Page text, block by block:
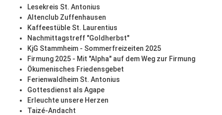
Lesekreis St. Antonius
Altenclub Zuffenhausen
Kaffeestüble St. Laurentius
Nachmittagstreff "Goldherbst"
KjG Stammheim - Sommerfreizeiten 2025
Firmung 2025 - Mit "Alpha" auf dem Weg zur Firmung
Ökumenisches Friedensgebet
Ferienwaldheim St. Antonius
Gottesdienst als Agape
Erleuchte unsere Herzen
Taizé-Andacht